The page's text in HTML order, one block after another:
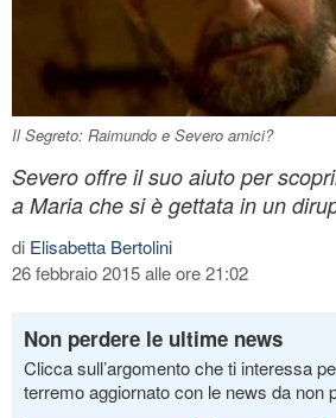
Il Segreto: Raimundo e Severo amici?
Severo offre il suo aiuto per
a Maria che si è gettata in un
di Elisabetta Bertolini
26 febbraio 2015 alle ore 21:02
Non perdere le ultime news
Clicca sull’argomento che ti interessa
terremo aggiornato con le news da non